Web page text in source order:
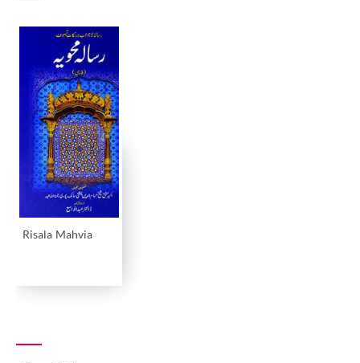
Risala Mahvia